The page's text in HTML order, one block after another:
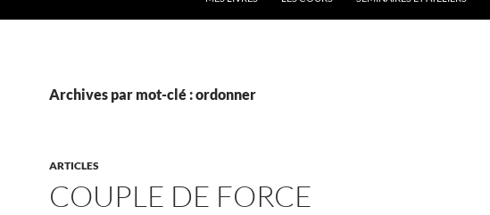
Archives par mot-clé : ordonner
ARTICLES
COUPLE DE FORCE